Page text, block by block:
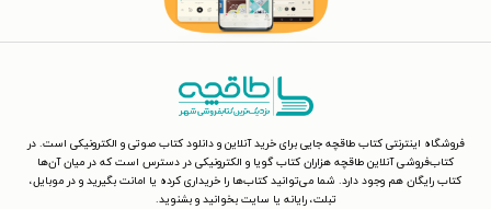
فروشگاه اینترنتی کتاب طاقچه جایی برای خرید آنلاین و دانلود کتاب صوتی و الکترونیکی است. در
کتاب‌فروشی آنلاین طاقچه هزاران کتاب گویا و الکترونیکی در دسترس است که در میان آن‌ها
کتاب رایگان هم وجود دارد. شما می‌توانید کتاب‌ها را خریداری کرده یا امانت بگیرید و در موبایل،
تبلت، رایانه یا سایت بخوانید و بشنوید.